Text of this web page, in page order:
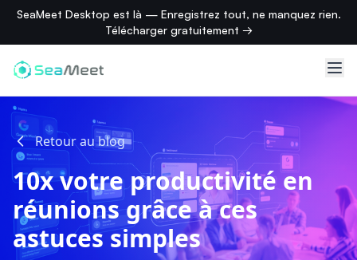
SeaMeet Desktop est là — Enregistrez tout, ne manquez rien.
Télécharger gratuitement →
Retour au blog
10x votre productivité en
réunions grâce à ces
astuces simples